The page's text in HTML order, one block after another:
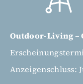
Outdoor-Living –
Anzeigenschluss: